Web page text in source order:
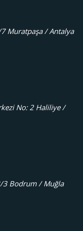
Muratpaşa / Antalya
No: 2 Haliliye /
3 Bodrum / Muğla